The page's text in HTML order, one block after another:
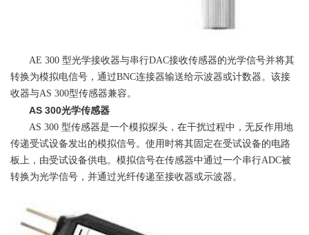
AE 300 型光学接收器与串行DAC接收传感器的光学信号并将其
转换为模拟电信号，通过BNC连接器输送给示波器或计数器。该接
收器与AS 300型传感器兼容。
AS 300光学传感器
AS 300 型传感器是一个模拟探头，在干扰过程中，无反作用地
传递受试设备发出的模拟信号。使用时将其固定在受试设备的电路
板上，由受试设备供电。模拟信号在传感器中通过一个串行ADC被
转换为光学信号，并通过光纤传递至接收器或示波器。